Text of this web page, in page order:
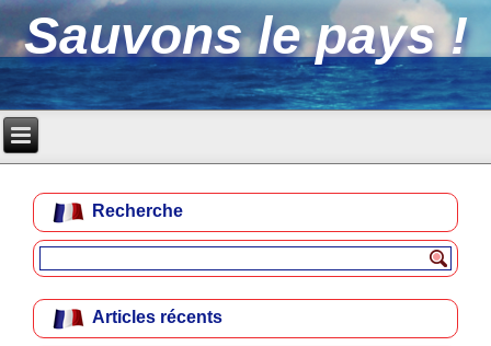
Sauvons le pays !
Recherche
Articles récents